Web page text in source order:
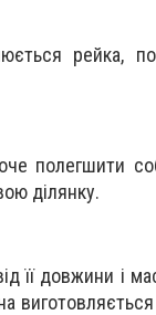
рейка,
полегшити
ділянку.
її довжини і